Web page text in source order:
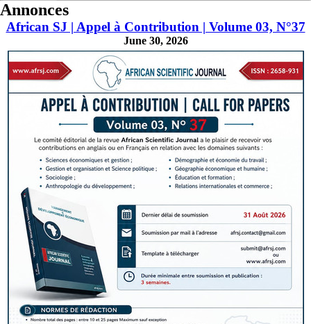
Annonces
African SJ | Appel à Contribution | Volume 03, N°37
June 30, 2026